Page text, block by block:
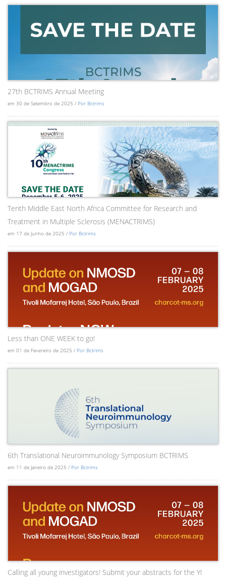
27th BCTRIMS Annual Meeting
em 30 de Setembro de 2025 / Por Bctrims
Tenth Middle East North Africa Committee for Research and
Treatment in Multiple Sclerosis (MENACTRIMS)
em 17 de Junho de 2025 / Por Bctrims
Less than ONE WEEK to go!
em 01 de Fevereiro de 2025 / Por Bctrims
6th Translational Neuroimmunology Symposium BCTRIMS
em 11 de Janeiro de 2025 / Por Bctrims
Calling all young investigators! Submit your abstracts for the YI